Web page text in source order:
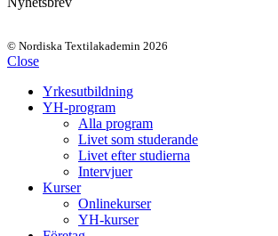
© Nordiska Textilakademin 2026
Close
Yrkesutbildning
YH-program
Alla program
Livet som studerande
Livet efter studierna
Intervjuer
Kurser
Onlinekurser
YH-kurser